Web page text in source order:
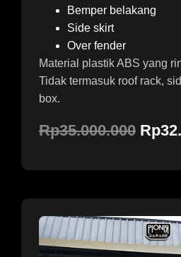
Bemper belakang
Side skirt
Over fender
Material plastik ABS yang
Tidak termasuk roof rack,
box.
Rp35.000.000